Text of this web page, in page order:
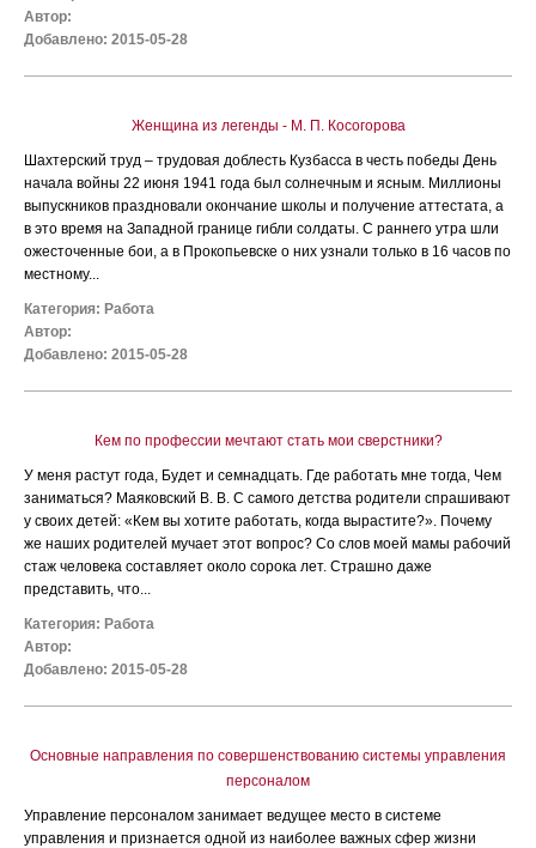
Автор:
Добавлено: 2015-05-28
Женщина из легенды - М. П. Косогорова
Шахтерский труд – трудовая доблесть Кузбасса в честь победы День
начала войны 22 июня 1941 года был солнечным и ясным. Миллионы
выпускников праздновали окончание школы и получение аттестата, а
в это время на Западной границе гибли солдаты. С раннего утра шли
ожесточенные бои, а в Прокопьевске о них узнали только в 16 часов по
местному...
Категория: Работа
Автор:
Добавлено: 2015-05-28
Кем по профессии мечтают стать мои сверстники?
У меня растут года, Будет и семнадцать. Где работать мне тогда, Чем
заниматься? Маяковский В. В. С самого детства родители спрашивают
у своих детей: «Кем вы хотите работать, когда вырастите?». Почему
же наших родителей мучает этот вопрос? Со слов моей мамы рабочий
стаж человека составляет около сорока лет. Страшно даже
представить, что...
Категория: Работа
Автор:
Добавлено: 2015-05-28
Основные направления по совершенствованию системы управления
персоналом
Управление персоналом занимает ведущее место в системе
управления и признается одной из наиболее важных сфер жизни